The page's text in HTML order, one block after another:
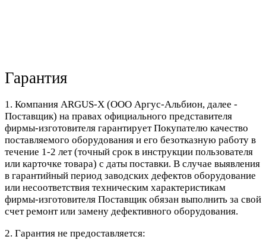
Гарантия
1. Компания ARGUS-X (ООО Аргус-Альбион, далее -
Поставщик) на правах официального представителя
фирмы-изготовителя гарантирует Покупателю качество
поставляемого оборудования и его безотказную работу в
течение 1-2 лет (точный срок в инструкции пользователя
или карточке товара) с даты поставки. В случае выявления
в гарантийный период заводских дефектов оборудование
или несоответствия техническим характеристикам
фирмы-изготовителя Поставщик обязан выполнить за свой
счет ремонт или замену дефективного оборудования.
2. Гарантия не предоставляется: